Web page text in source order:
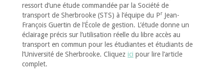
ressort d’une étude commandée par la Société de
transport de Sherbrooke (STS) à l’équipe du Pr Jean-
François Guertin de l’École de gestion. L’étude donne un
éclairage précis sur l’utilisation réelle du libre accès au
transport en commun pour les étudiantes et étudiants de
l’Université de Sherbrooke. Cliquez ici pour lire l’article
complet.